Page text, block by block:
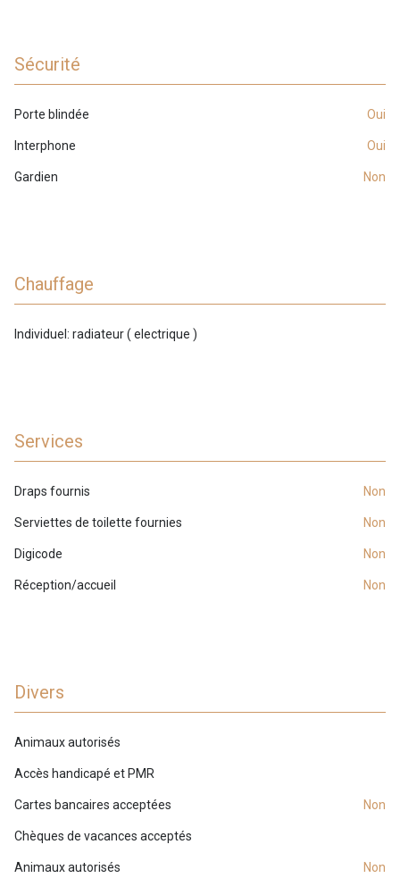
Sécurité
Porte blindée oui
Interphone oui
Gardien non
Chauffage
individuel: radiateur ( electrique )
Services
Draps fournis non
Serviettes de toilette fournies non
Digicode non
Réception/accueil non
Divers
Animaux autorisés
Accès handicapé et PMR
Cartes bancaires acceptées non
Chèques de vacances acceptés
Animaux autorisés non